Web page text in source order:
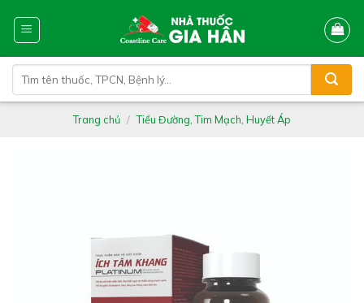
kiếm:
Trang chủ / Tiểu Đường, Tim Mạch, Huyết Áp